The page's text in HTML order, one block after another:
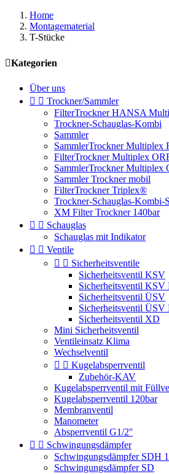
Home
Montagematerial
T-Stücke
Kategorien
Über uns
  Trockner/Sammler
FilterTrockner HANSA
Trockner-Schauglas-Kombi
Sammler
SammlerTrockner Multiplex
FilterTrockner Multiplex
SammlerTrockner Multiplex
Sammler Trockner mobil
FilterTrockner Triplex®
Trockner-Schauglas-Kombi-
XM Filter Trockner 140bar
  Schauglas
Schauglas mit Indikator
  Ventile
  Sicherheitsventile
Sicherheitsventil KSV
Sicherheitsventil KSV
Sicherheitsventil ÜSV
Sicherheitsventil ÜSV
Sicherheitsventil XD
Mini Sicherheitsventil
Ventileinsatz Klima
Wechselventil
  Kugelabsperrventil
Zubehör-KAV
Kugelabsperrventil mit
Kugelabsperrventil 120bar
Membranventil
Manometer
Absperrventil G1/2''
  Schwingungsdämpfer
Schwingungsdämpfer SDH
Schwingungsdämpfer SD